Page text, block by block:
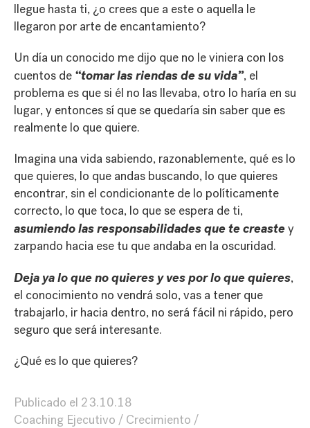
llegue hasta ti, ¿o crees que a este o aquella le
llegaron por arte de encantamiento?
Un día un conocido me dijo que no le viniera con los
cuentos de “tomar las riendas de su vida”, el
problema es que si él no las llevaba, otro lo haría en su
lugar, y entonces sí que se quedaría sin saber que es
realmente lo que quiere.
Imagina una vida sabiendo, razonablemente, qué es lo
que quieres, lo que andas buscando, lo que quieres
encontrar, sin el condicionante de lo políticamente
correcto, lo que toca, lo que se espera de ti,
asumiendo las responsabilidades que te creastey
zarpando hacia ese tu que andaba en la oscuridad.
Deja ya lo que no quieres y ves por lo que quieres,
el conocimiento no vendrá solo, vas a tener que
trabajarlo, ir hacia dentro, no será fácil ni rápido, pero
seguro que será interesante.
¿Qué es lo que quieres?
Publicado el 23.10.18
Coaching Ejecutivo
Crecimiento